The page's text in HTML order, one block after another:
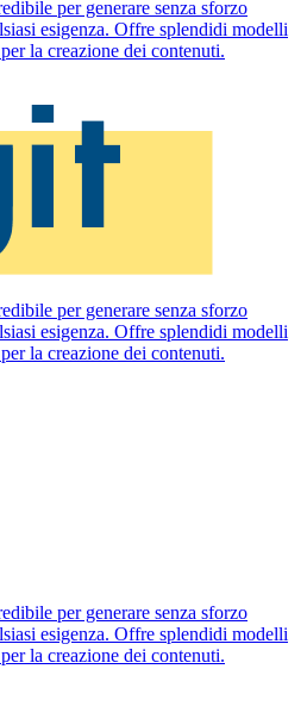
per generare senza sforzo
esigenza. Offre splendidi modelli
la creazione dei contenuti.
per generare senza sforzo
esigenza. Offre splendidi modelli
la creazione dei contenuti.
per generare senza sforzo
esigenza. Offre splendidi modelli
la creazione dei contenuti.